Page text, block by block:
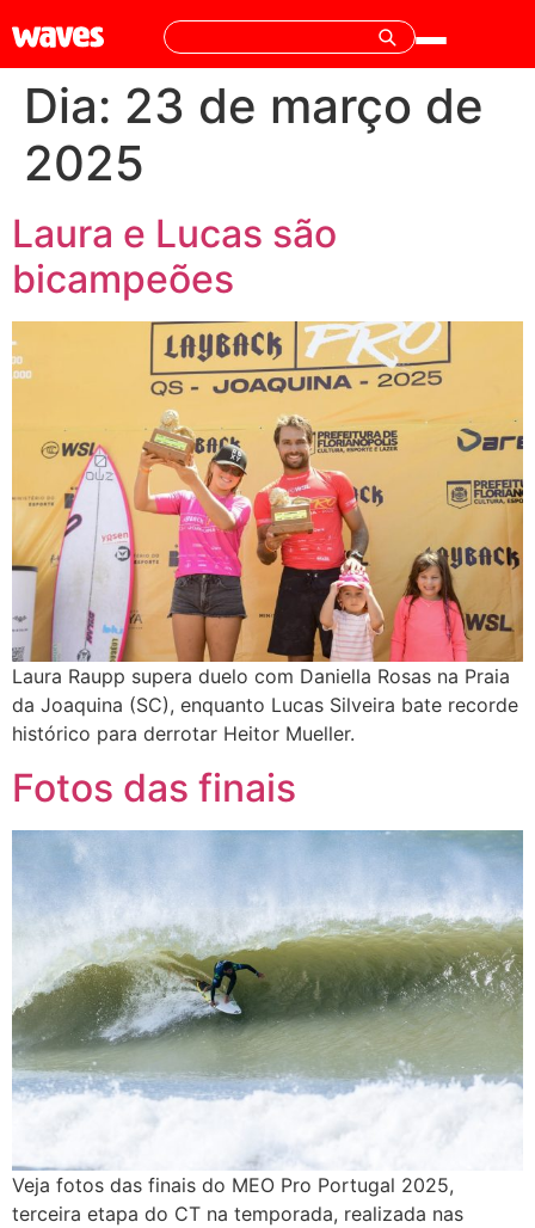
Dia: 23 de março de
2025
Laura e Lucas são
bicampeões
Laura Raupp supera duelo com Daniella Rosas na Praia
da Joaquina (SC), enquanto Lucas Silveira bate recorde
histórico para derrotar Heitor Mueller.
Fotos das finais
Veja fotos das finais do MEO Pro Portugal 2025,
terceira etapa do CT na temporada, realizada nas